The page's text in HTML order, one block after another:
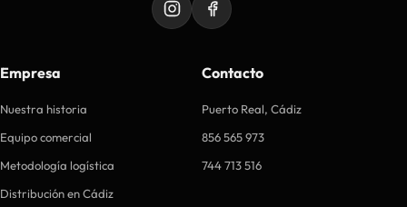
Empresa
Nuestra historia
Equipo comercial
Metodología logística
Distribución en Cádiz
Contacto
Puerto Real, Cádiz
856 565 973
744 713 516